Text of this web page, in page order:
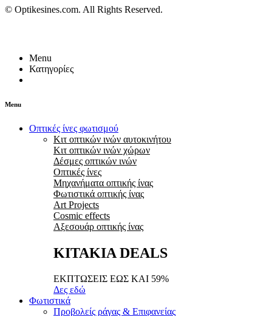
© Optikesines.com. All Rights Reserved.
Menu
Κατηγορίες
Menu
Οπτικές ίνες φωτισμού
Κιτ οπτικών ινών αυτοκινήτου
Κιτ οπτικών ινών χώρων
Δέσμες οπτικών ινών
Οπτικές ίνες
Μηχανήματα οπτικής ίνας
Φωτιστικά οπτικής ίνας
Art Projects
Cosmic effects
Αξεσουάρ οπτικής ίνας
ΚΙΤΑΚΙΑ DEALS
ΕΚΠΤΩΣΕΙΣ ΕΩΣ ΚΑΙ 59%
Δες εδώ
Φωτιστικά
Προβολείς ράγας & Επιφανείας